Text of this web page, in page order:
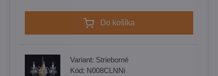
Do košíka
Variant: Strieborné
Kód: N008CLNNi